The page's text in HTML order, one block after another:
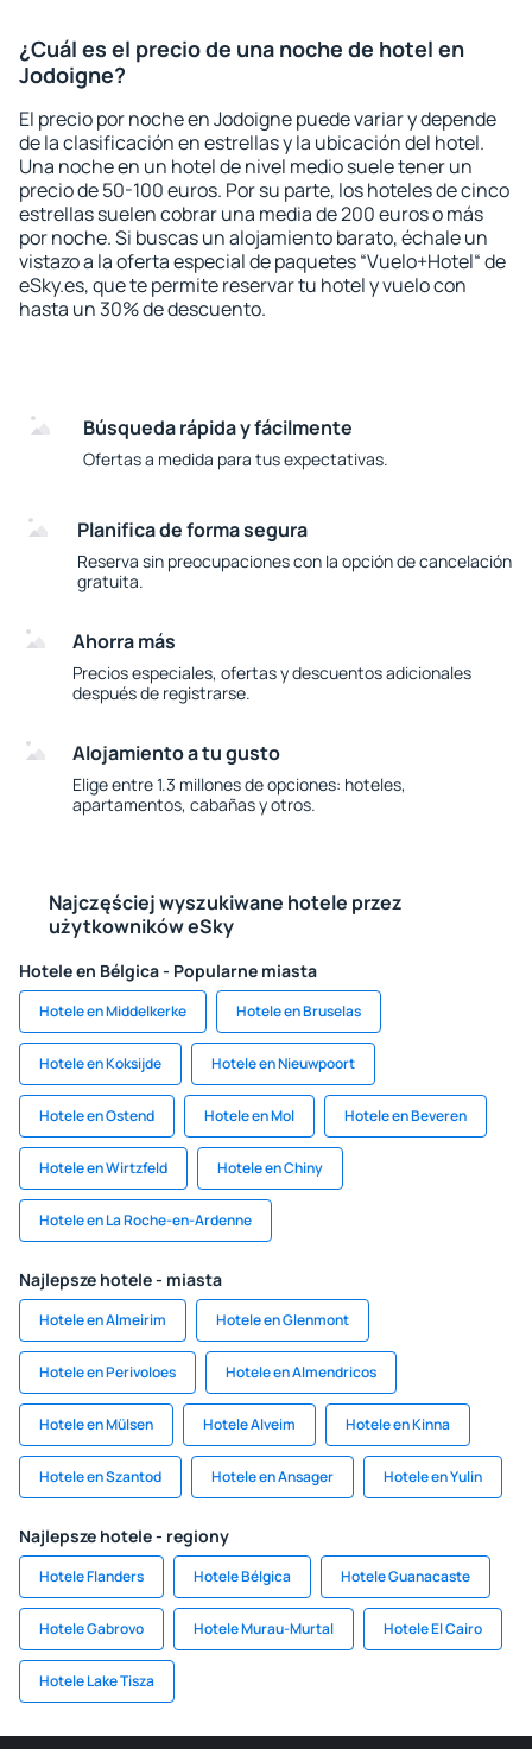
¿Cuál es el precio de una noche de hotel en
Jodoigne?
El precio por noche en Jodoigne puede variar y depende
de la clasificación en estrellas y la ubicación del hotel.
Una noche en un hotel de nivel medio suele tener un
precio de 50-100 euros. Por su parte, los hoteles de cinco
estrellas suelen cobrar una media de 200 euros o más
por noche. Si buscas un alojamiento barato, échale un
vistazo a la oferta especial de paquetes “Vuelo+Hotel“ de
eSky.es, que te permite reservar tu hotel y vuelo con
hasta un 30% de descuento.
Búsqueda rápida y fácilmente
Ofertas a medida para tus expectativas.
Planifica de forma segura
Reserva sin preocupaciones con la opción de cancelación
gratuita.
Ahorra más
Precios especiales, ofertas y descuentos adicionales
después de registrarse.
Alojamiento a tu gusto
Elige entre 1.3 millones de opciones: hoteles,
apartamentos, cabañas y otros.
Najczęściej wyszukiwane hotele przez
użytkowników eSky
Hotele en Bélgica - Popularne miasta
Hotele en Middelkerke Hotele en Bruselas
Hotele en Koksijde Hotele en Nieuwpoort
Hotele en Ostend Hotele en Mol Hotele en Beveren
Hotele en Wirtzfeld Hotele en Chiny
Hotele en La Roche-en-Ardenne
Najlepsze hotele - miasta
Hotele en Almeirim Hotele en Glenmont
Hotele en Perivoloes Hotele en Almendricos
Hotele en Mülsen Hotele Alveim Hotele en Kinna
Hotele en Szantod Hotele en Ansager Hotele en Yulin
Najlepsze hotele - regiony
Hotele Flanders Hotele Bélgica Hotele Guanacaste
Hotele Gabrovo Hotele Murau-Murtal Hotele El Cairo
Hotele Lake Tisza